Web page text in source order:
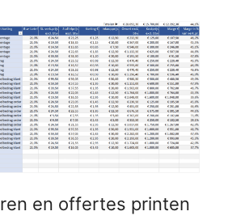
en offertes printen